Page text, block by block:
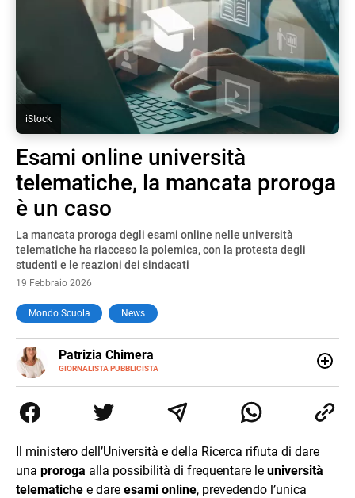
iStock
Esami online università
telematiche, la mancata proroga
è un caso
La mancata proroga degli esami online nelle università
telematiche ha riacceso la polemica, con la protesta degli
studenti e le reazioni dei sindacati
19 Febbraio 2026
Mondo Scuola News
Patrizia Chimera
GIORNALISTA PUBBLICISTA
E-
MAIL
LINKEDIN
collaborato con grandi gruppi editoriali e agenzie di
comunicazione specializzandosi nella scrittura di articoli
Il ministero dell’Università e della Ricerca rifiuta di dare
una proroga alla possibilità di frequentare le università
telematiche e dare esami online, prevedendo l’unica